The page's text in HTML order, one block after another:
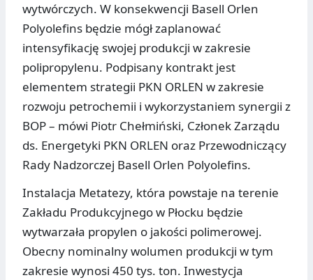
wytwórczych. W konsekwencji Basell Orlen
Polyolefins będzie mógł zaplanować
intensyfikację swojej produkcji w zakresie
polipropylenu. Podpisany kontrakt jest
elementem strategii PKN ORLEN w zakresie
rozwoju petrochemii i wykorzystaniem synergii z
BOP – mówi Piotr Chełmiński, Członek Zarządu
ds. Energetyki PKN ORLEN oraz Przewodniczący
Rady Nadzorczej Basell Orlen Polyolefins.
Instalacja Metatezy, która powstaje na terenie
Zakładu Produkcyjnego w Płocku będzie
wytwarzała propylen o jakości polimerowej.
Obecny nominalny wolumen produkcji w tym
zakresie wynosi 450 tys. ton. Inwestycja